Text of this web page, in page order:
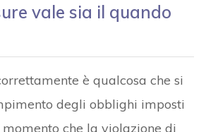
vale sia il quando
è qualcosa che si
degli obblighi imposti
che la violazione di